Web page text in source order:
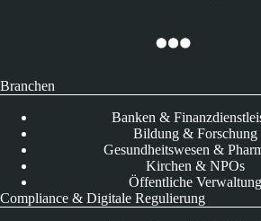
Branchen
Banken &
Bildung & Forschung
Gesundheitswesen &
Kirchen & NPOs
Öffentliche Verwaltung
Compliance & Digitale Regulierung